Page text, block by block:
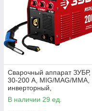
Сварочный аппарат ЗУБР,
30-200 А, MIG/MAG/MMA,
инверторный,
полуавтоматический
(ПС-200)
В наличии 29 ед.